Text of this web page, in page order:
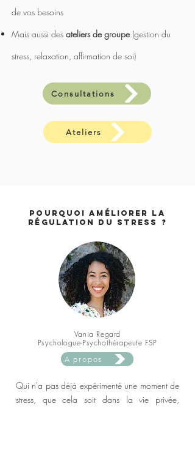
de vos besoins
Mais aussi des ateliers de groupe (gestion du
stress, relaxation, affirmation de soi)
Consultations
Ateliers
pourquoi améliorer la
régulation du stress ?
Vania Regard
Psychologue-Psychothérapeute FSP
A propos
Qui n'a pas déjà expérimenté une moment de
stress, que cela soit dans la vie privée,